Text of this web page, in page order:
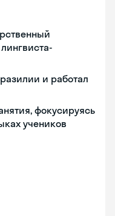
и работал
фокусируясь
учеников